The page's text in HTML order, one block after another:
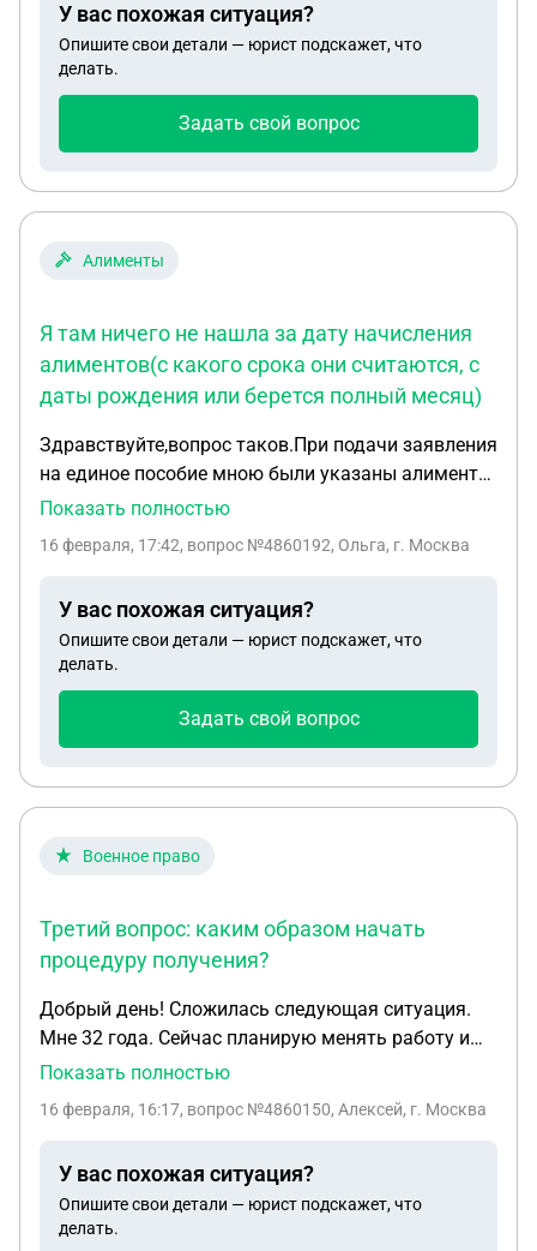
розыске, хотел узнать, какие последствия будут у
меня? И что в таких случаях нужно сделать?
У вас похожая ситуация?
Опишите свои детали — юрист подскажет, что
делать.
Задать свой вопрос
Алименты
Я там ничего не нашла за дату начисления
алиментов(с какого срока они считаются, с
даты рождения или берется полный месяц)
Здравствуйте,вопрос таков.При подачи заявления
на единое пособие мною были указаны алименты
в размере 1/4 МРОТ с даты рождения
за полный месяц октября с 1 числа... Из за этого у
нужный процент. СФР ссылаются на
Постановление правительства от 16.12.2022
номер 2330. Я там ничего не нашла за дату
считаются,с даты рождения или берется полный
решение. Я не согласна что алименты берут за то
Показать полностью
16 февраля, 17:42, вопрос №4860192, Ольга, г. Москва
У вас похожая ситуация?
Опишите свои детали — юрист подскажет, что
делать.
Задать свой вопрос
Военное право
Третий вопрос: каким образом начать
процедуру получения?
Добрый день! Сложилась следующая ситуация.
Мне 32 года. Сейчас планирую менять работу и
почту везде сразу спрашивают есть ли военный
следующем: какие риски есть при получении
ли сразу забрать на военные сборы и т.п. Второй
вопрос, стоит рассчитывать на военный билет или
справку взамен? До 24 лет была отсрочка по
Показать полностью
16 февраля, 16:17, вопрос №4860150, Алексей, г. Москва
У вас похожая ситуация?
Опишите свои детали — юрист подскажет, что
делать.